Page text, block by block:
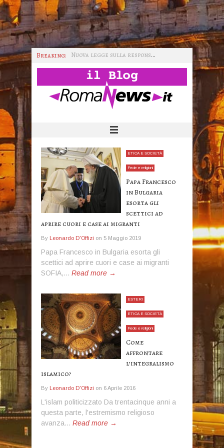
Breaking:
Nuova legge sulla responsabilità professionale in sanità
L'importanza del consumo
Il consumo come pratica sociale
Il consumo critico nel pensiero dei GAS
IMMAGINI WIKI TAG HTML
ETICA E SOCIETÀ
Fede e religioni
Papa Francesco
in Bulgaria
esorta gli
scettici ad
aprire cuori e case ai migranti
By Leonardo D'Offizi on 5 Maggio 2019
Papa Francesco in Bulgaria esorta gli
scettici ad aprire cuori e case ai migranti
SOFIA,... Read more →
ESTERI
ETICA E SOCIETÀ
Fede e religioni
Come
affrontare
l’integralismo
islamico?
By Leonardo D'Offizi on 6 Aprile 2016
L'islam politicizzato Da trentacinque anni a
questa parte, l'estremismo religioso
avanza... Read more →